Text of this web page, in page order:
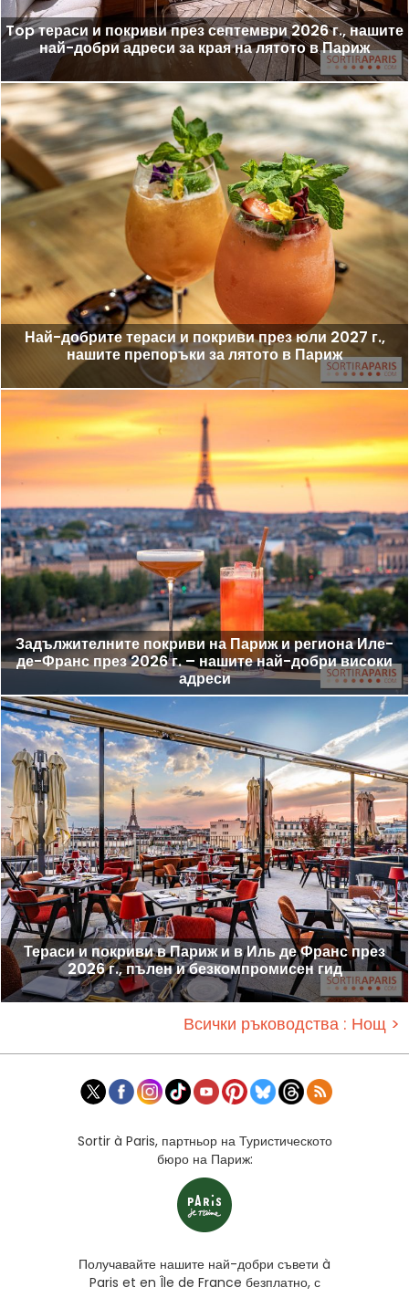
Top тераси и покриви през септември 2026 г., нашите
най-добри адреси за края на лятото в Париж
Най-добрите тераси и покриви през юли 2027 г.,
нашите препоръки за лятото в Париж
Задължителните покриви на Париж и региона Иле-
де-Франс през 2026 г. – нашите най-добри високи
адреси
Тераси и покриви в Париж и в Иль де Франс през
2026 г., пълен и безкомпромисен гид
Всички ръководства : Нощ >
Sortir à Paris, партньор на Туристическото
бюро на Париж:
Получавайте нашите най-добри съвети à
Paris et en Île de France безплатно, с